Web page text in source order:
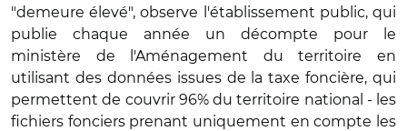
"demeure élevé", observe l'établissement public, qui
publie chaque année un décompte pour le
ministère de l'Aménagement du territoire en
utilisant des données issues de la taxe foncière, qui
permettent de couvrir 96% du territoire national - les
fichiers fonciers prenant uniquement en compte les